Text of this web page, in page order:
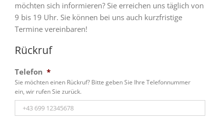
möchten sich informieren? Sie erreichen uns täglich von
9 bis 19 Uhr. Sie können bei uns auch kurzfristige
Termine vereinbaren!
Rückruf
Telefon *
Sie möchten einen Rückruf? Bitte geben Sie Ihre Telefonnummer
ein, wir rufen Sie zurück.